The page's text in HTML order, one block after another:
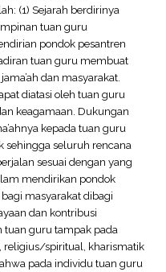
(1) Sejarah berdirinya
tuan guru
pondok pesantren
tuan guru membuat
dan masyarakat.
diatasi oleh tuan guru
keagamaan. Dukungan
kepada tuan guru
sehingga seluruh rencana
sesuai dengan yang
mendirikan pondok
masyarakat dibagi
dan kontribusi
tuan guru tampak pada
religius/spiritual, kharismatik
pada individu tuan guru